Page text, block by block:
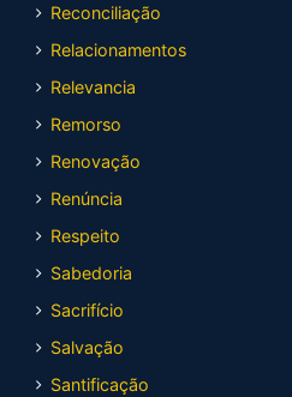
Reconciliação
Relacionamentos
Relevancia
Remorso
Renovação
Renúncia
Respeito
Sabedoria
Sacrifício
Salvação
Santificação